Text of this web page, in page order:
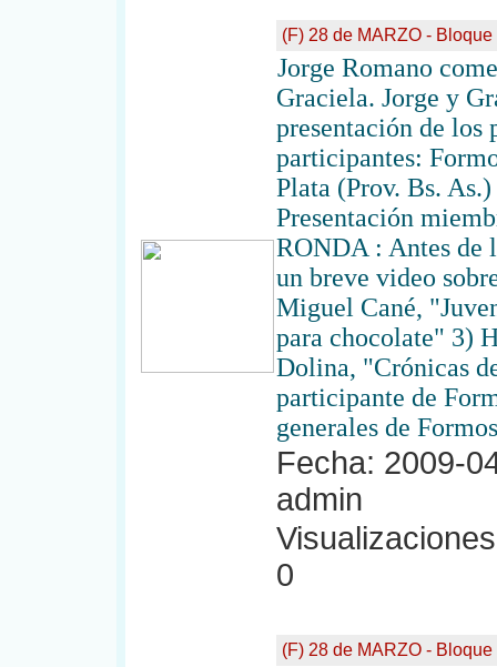
(F) 28 de MARZO - Bloque
Jorge Romano
Graciela. Jorge y
presentación de los
participantes:
Plata (Prov. Bs.
Presentación
RONDA : Antes de
un breve video
Miguel Cané,
para chocolate" 3)
Dolina, "Crónicas
participante de
generales de
Fecha: 2009-
admin
0
(F) 28 de MARZO - Bloque